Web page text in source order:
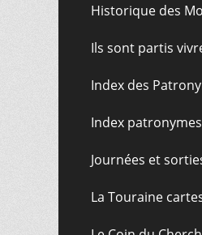
Historique des
Ils sont partis
Index des
Index
Journées et
La Touraine